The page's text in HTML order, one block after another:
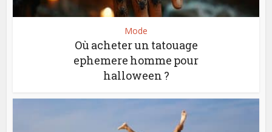
Mode
Où acheter un tatouage
ephemere homme pour
halloween ?